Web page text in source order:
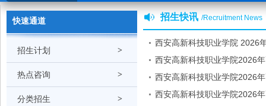
快速通道
>
招生计划
>
热点咨询
>
分类招生
招生快讯 /Recruitment News
西安高新科技职业学院 2026
西安高新科技职业学院2026
类）
西安高新科技职业学院2026
类）
西安高新科技职业学院2026